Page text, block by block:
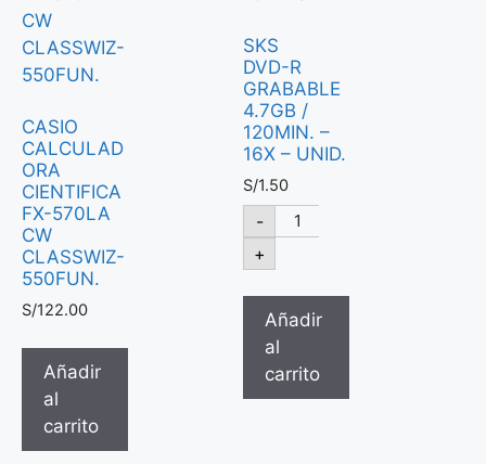
CASIO
CALCULAD
ORA
CIENTIFICA
FX-570LA
CW
CLASSWIZ-
550FUN.
S/122.00
Añadir
al
carrito
SKS
DVD-R
GRABABLE
4.7GB /
120MIN. –
16X – UNID.
S/1.50
-
+
Añadir
al
carrito